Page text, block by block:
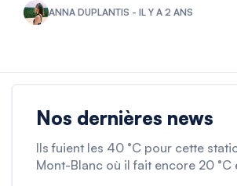
ANNA DUPLANTIS - IL Y A 2 ANS
Nos dernières news
Ils fuient les 40 °C pour cette
Mont-Blanc où il fait encore 20